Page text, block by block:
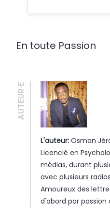
En toute Passion
AUTEUR·E
L'auteur: Osman
Licencié en
médias, durant
avec plusieurs
Amoureux des
d'abord par passion